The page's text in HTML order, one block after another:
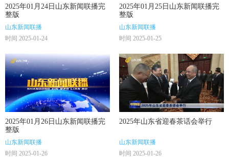
2025年01月24日山东新闻联播完
整版
山东新闻联播
时间 2025-01-24
2025年01月25日山东新闻联播完
整版
山东新闻联播
时间 2025-01-25
2025年01月26日山东新闻联播完
整版
山东新闻联播
时间 2025-01-26
2025年山东省迎春茶话会举行
山东新闻联播
时间 2025-01-26